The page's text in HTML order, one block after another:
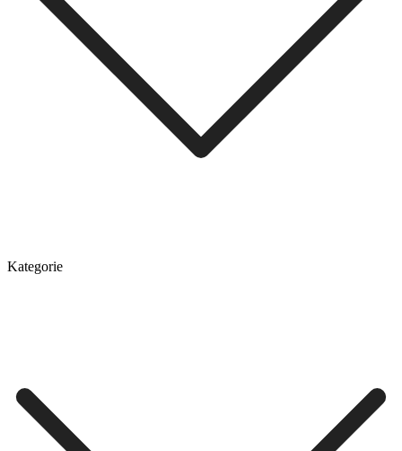
Kategorie